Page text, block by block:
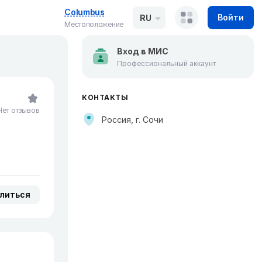
Columbus
Местоположение
RU Войти
отзывов
Вход в МИС
Профессиональный аккаунт
КОНТАКТЫ
Россия, г. Сочи